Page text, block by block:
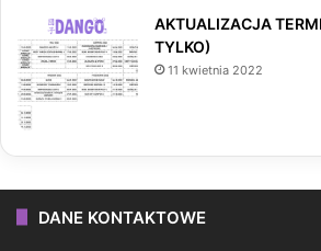
AKTUALIZACJA
TYLKO)
11 kwietnia 2022
DANE KONTAKTOWE